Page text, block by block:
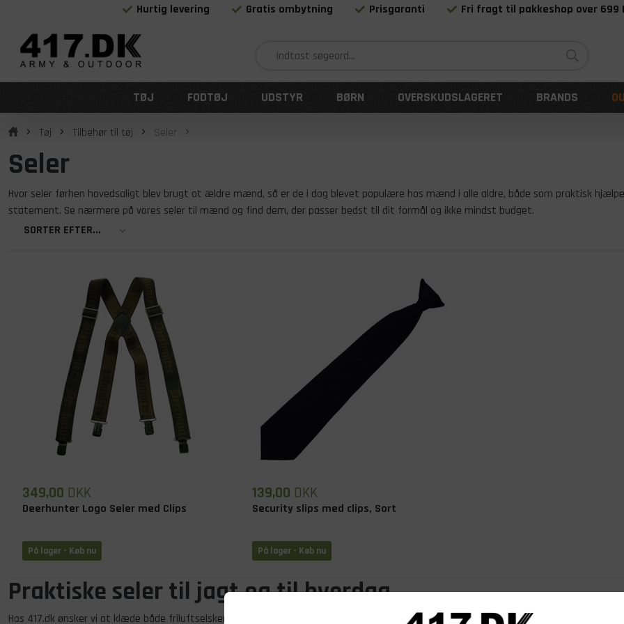
Hurtig levering Gratis ombytning Prisgaranti Fri fragt til pakkeshop over 699
TØJ FODTØJ UDSTYR BØRN OVERSKUDSLAGERET BRANDS
Tøj Tilbehør til tøj Seler
Seler
Hvor seler førhen hovedsaligt blev brugt at ældre mænd, så er de i dag blevet populære hos mænd i alle aldre, både som praktisk
statement. Se nærmere på vores seler til mænd og find dem, der passer bedst til dit formål og ikke mindst budget.
SORTER EFTER...
349,00 DKK
Deerhunter Logo Seler med Clips
På lager - Køb nu
139,00 DKK
Security slips med clips, Sort
På lager - Køb nu
Praktiske seler til jagt og til hverdag
Hos 417.dk ønsker vi at klæde både friluftselskeren og jægeren godt på i funktionelt tøj, og her er det så godt som umuligt at komme